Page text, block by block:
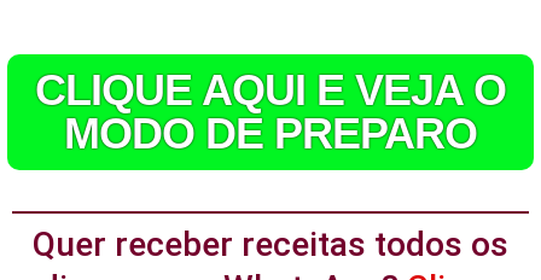
CLIQUE AQUI E VEJA O
MODO DE PREPARO
Quer receber receitas todos os